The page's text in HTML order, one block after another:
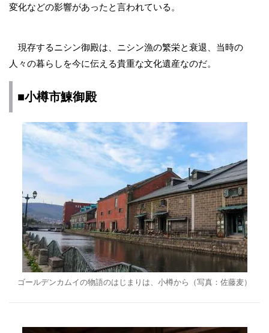
変化などの影響があったと言われている。
現存するニシン御殿は、ニシン漁の繁栄と衰退、当時の
人々の暮らしを今に伝える貴重な文化遺産なのだ。
■小樽市鰊御殿
ゴールデンカムイの物語のはじまりは、小樽から（写真：佐藤麦）